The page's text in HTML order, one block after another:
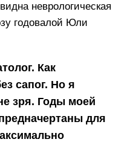
неврологическая
годовалой Юли
Как
сапог. Но я
зря. Годы моей
для